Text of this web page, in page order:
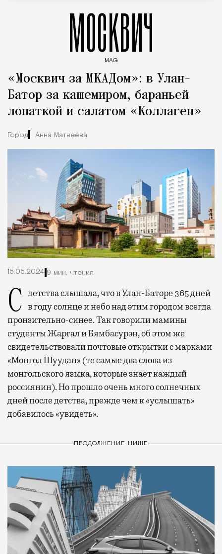
МОСКВИЧ
MAG
«Москвич за МКАДом»: в Улан-
Батор за кашемиром, бараньей
лопаткой и салатом «Коллаген»
Город Анна Матвеева
15.05.2024 9 мин. чтения
С детства слышала, что в Улан-Баторе 365 дней в году солнце и небо над этим городом всегда
пронзительно-синее. Так говорили мамины
студенты Жаргал и Бямбасурэн, об этом же
свидетельствовали почтовые открытки с марками
«Монгол Шуудан» (те самые два слова из
монгольского языка, которые знает каждый
россиянин). Но прошло очень много солнечных
дней после детства, прежде чем к «услышать»
добавилось «увидеть».
ПРОДОЛЖЕНИЕ НИЖЕ